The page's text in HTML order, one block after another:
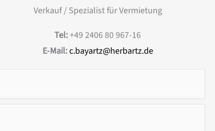
Verkauf / Spezialist für Vermietung
Tel:+49 2406 80 967-16
E-Mail:c.bayartz@herbartz.de